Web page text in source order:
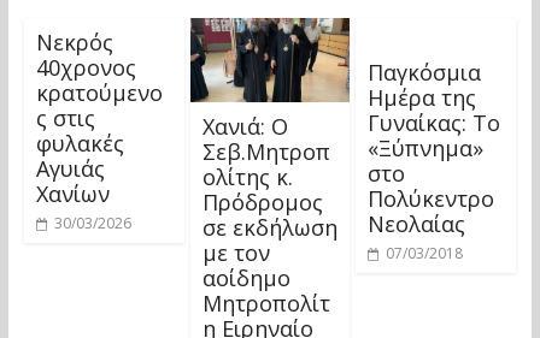
Νεκρός
40χρονος
κρατούμενο
ς στις
φυλακές
Αγυιάς
Χανίων
30/03/2026
Χανιά: Ο
Σεβ.Μητροπ
ολίτης κ.
Πρόδρομος
σε εκδήλωση
με τον
αοίδημο
Μητροπολίτ
η Ειρηναίο
Παγκόσμια
Ημέρα της
Γυναίκας: Το
«Ξύπνημα»
στο
Πολύκεντρο
Νεολαίας
07/03/2018